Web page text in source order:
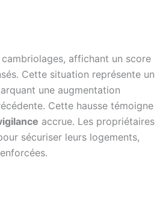
affichant un score
Cette situation représente un
une augmentation
Cette hausse témoigne
accrue. Les propriétaires
sécuriser leurs logements,